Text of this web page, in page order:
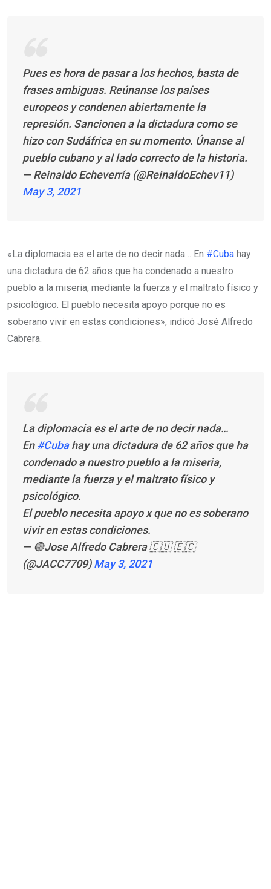
Pues es hora de pasar a los hechos, basta de
frases ambiguas. Reúnanse los países
europeos y condenen abiertamente la
represión. Sancionen a la dictadura como se
hizo con Sudáfrica en su momento. Únanse al
pueblo cubano y al lado correcto de la historia.
— Reinaldo Echeverría (@ReinaldoEchev11)
May 3, 2021
«La diplomacia es el arte de no decir nada… En #Cuba hay
una dictadura de 62 años que ha condenado a nuestro
pueblo a la miseria, mediante la fuerza y el maltrato físico y
psicológico. El pueblo necesita apoyo porque no es
soberano vivir en estas condiciones», indicó José Alfredo
Cabrera.
La diplomacia es el arte de no decir nada…
En #Cubahay una dictadura de 62 años que ha
condenado a nuestro pueblo a la miseria,
mediante la fuerza y el maltrato físico y
psicológico.
El pueblo necesita apoyo x que no es soberano
vivir en estas condiciones.
— 🟣Jose Alfredo Cabrera 🇨🇺 🇪🇨
(@JACC7709)May 3, 2021